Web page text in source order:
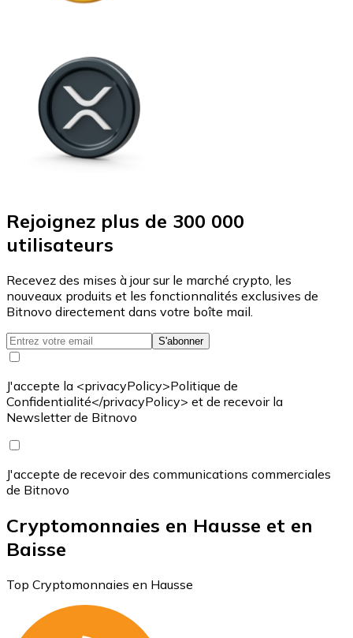
Rejoignez plus de 300 000
utilisateurs
Recevez des mises à jour sur le marché crypto, les
nouveaux produits et les fonctionnalités exclusives de
Bitnovo directement dans votre boîte mail.
S'abonner
J'accepte la <privacyPolicy>Politique de
Confidentialité</privacyPolicy> et de recevoir la
Newsletter de Bitnovo
J'accepte de recevoir des communications commerciales
de Bitnovo
Cryptomonnaies en Hausse et en
Baisse
Top Cryptomonnaies en Hausse